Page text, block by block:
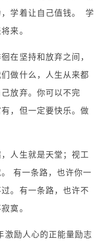
学着让自己值钱。 学
来。
在坚持和放弃之间，
做什么，人生从来都
放弃。你可以不完
，但一定要快乐。做
人生就是天堂；视工
有一条路，也许你一
。有一条路，也许不
寞。
激励人心的正能量励志